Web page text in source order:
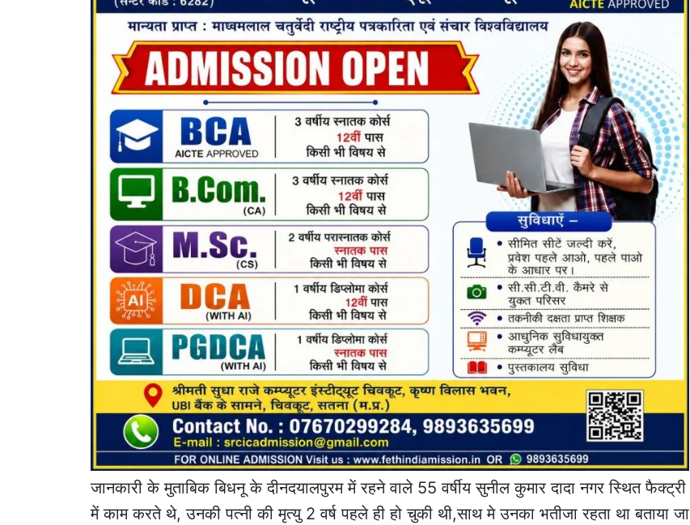
जानकारी के मुताबिक बिधनू के दीनदयालपुरम में रहने वाले 55 वर्षीय सुनील कुमार दादा नगर स्थित फैक्ट्री
में काम करते थे, उनकी पत्नी की मृत्यु 2 वर्ष पहले ही हो चुकी थी,साथ मे उनका भतीजा रहता था बताया जा